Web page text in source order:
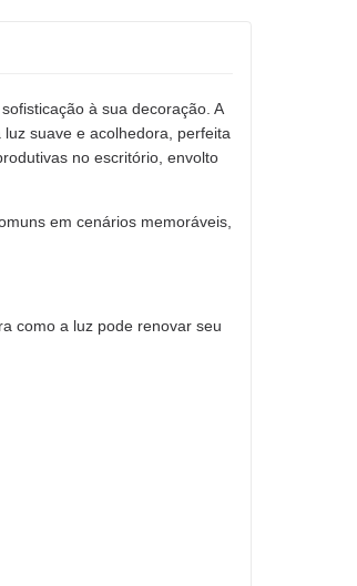
à sua decoração. A
suave e acolhedora, perfeita
no escritório, envolto
em cenários memoráveis,
como a luz pode renovar seu